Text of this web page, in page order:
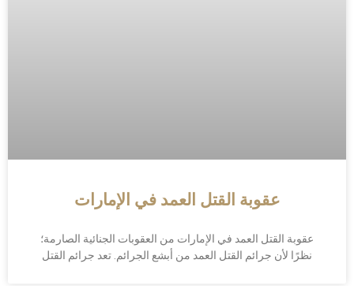
عقوبة القتل العمد في الإمارات
عقوبة القتل العمد في الإمارات من العقوبات الجنائية الصارمة؛
نظرًا لأن جرائم القتل العمد من أبشع الجرائم. تعد جرائم القتل